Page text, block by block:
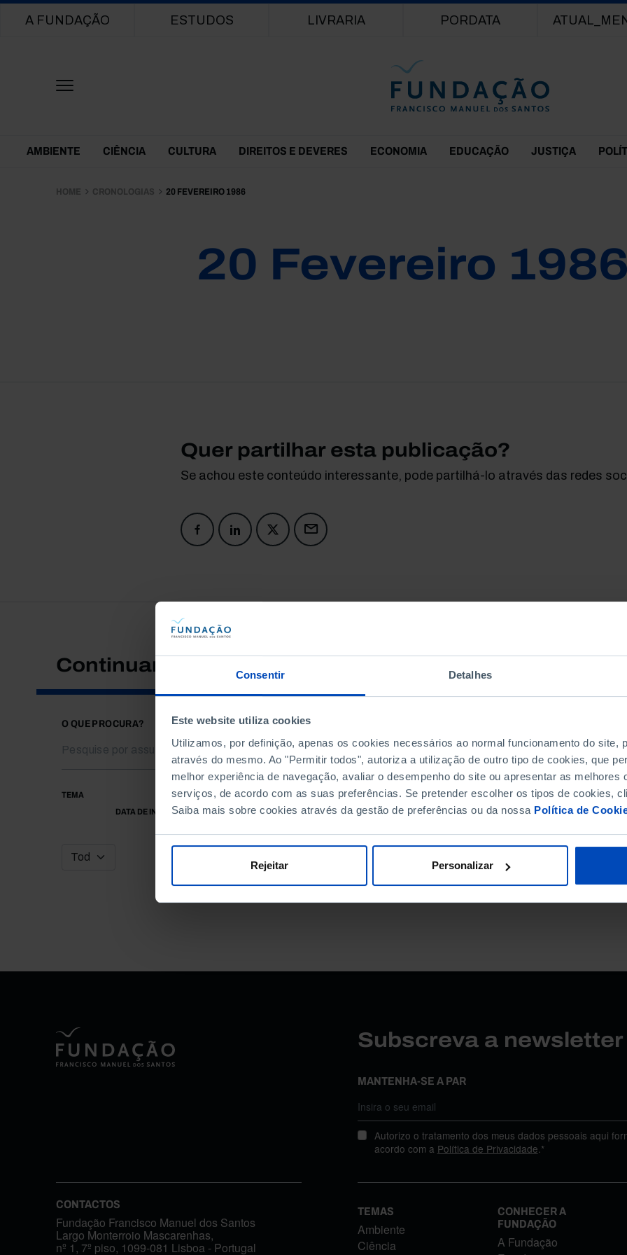
Consentir Detalhes
Este website utiliza cookies
Utilizamos, por definição, apenas os cookies necessários ao normal funcionamento do site,
através do mesmo. Ao "Permitir todos", autoriza a utilização de outro tipo de cookies, que
melhor experiência de navegação, avaliar o desempenho do site ou apresentar as melhores
serviços, de acordo com as suas preferências. Se pretender escolher os tipos de cookies,
Saiba mais sobre cookies através da gestão de preferências ou da nossa Política de
Rejeitar Personalizar
Main navigation
A FUNDAÇÃO ESTUDOS LIVRARIA PORDATA
Themes Menu
AMBIENTE CIÊNCIA CULTURA DIREITOS E DEVERES ECONOMIA EDUCAÇÃO JUSTIÇA
HOME CRONOLOGIAS 20 FEVEREIRO 1986
20 Fevereiro 1986
Quer partilhar esta publicação?
Se achou este conteúdo interessante, pode partilhá-lo através das redes
Continuar a pesquisar
O QUE PROCURA?
TEMA
DATA DE INÍCIO
DATA DE FIM
Subscreva a
MANTENHA-SE A PAR
Autorizo o tratamento dos meus dados pessoais aqui
acordo com a Política de Privacidade.*
CONTACTOS
Fundação Francisco Manuel dos Santos
Largo Monterroio Mascarenhas,
nº 1, 7º piso, 1099-081 Lisboa - Portugal
TEMAS
Ambiente
Ciência
CONHECER A
FUNDAÇÃO
A Fundação